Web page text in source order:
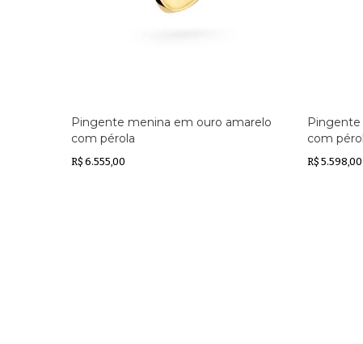
Pingente menina em ouro amarelo
com pérola
R$ 6.555,00
com
R$ 5.598,00